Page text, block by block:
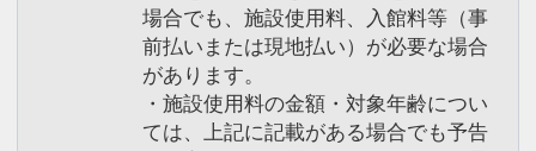
場合でも、施設使用料、入館料等（事
前払いまたは現地払い）が必要な場合
があります。
・施設使用料の金額・対象年齢につい
ては、上記に記載がある場合でも予告